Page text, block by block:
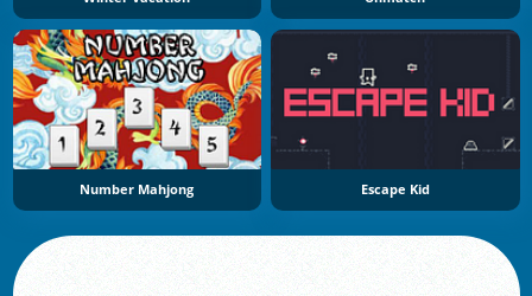
Number Mahjong Escape Kid